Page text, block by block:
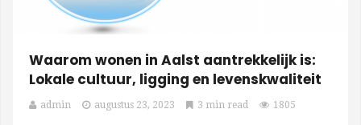
Waarom wonen in Aalst aantrekkelijk is:
Lokale cultuur, ligging en levenskwaliteit
admin augustus 23, 2023 3 min read 1805